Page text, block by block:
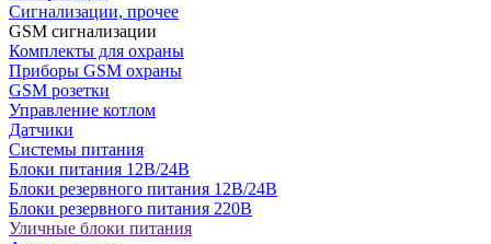
Сигнализации, прочее
GSM сигнализации
Комплекты для охраны
Приборы GSM охраны
GSM розетки
Управление котлом
Датчики
Системы питания
Блоки питания 12В/24В
Блоки резервного питания 12В/24В
Блоки резервного питания 220В
Уличные блоки питания